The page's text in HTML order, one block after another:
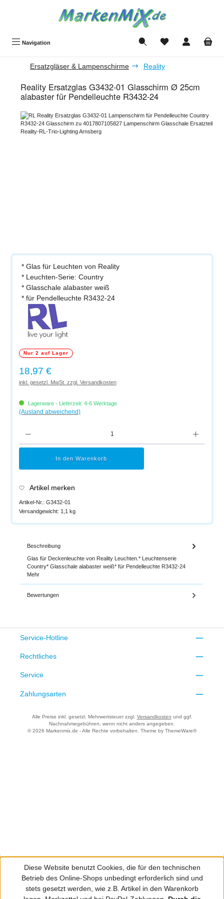
Navigation Du hast 0 Produkte
Ersatzgläser & Lampenschirme Reality
Reality Ersatzglas G3432-01 Glasschirm Ø 25cm
alabaster für Pendelleuchte R3432-24
Bildergalerie überspringen
* Glas für Leuchten von Reality
* Leuchten-Serie: Country
* Glasschale alabaster weiß
* für Pendelleuchte R3432-24
Nur 2 auf Lager
Regulärer Preis:
18,97 €
inkl. gesetzl. MwSt. zzgl. Versandkosten
Lagerware - Lieferzeit: 4-6 Werktage
(Ausland abweichend)
In den Warenkorb
Artikel merken
Artikel-Nr.: G3432-01
Versandgewicht: 1,1 kg
Beschreibung
Glas für Deckenleuchte von Reality Leuchten.* Leuchtenserie
Country* Glasschale alabaster weiß* für Pendelleuchte R3432-24
Mehr
Bewertungen
Service-Hotline
Rechtliches
Service
Zahlungsarten
Alle Preise inkl. gesetzl. Mehrwertsteuer zzgl. Versandkosten und ggf.
Nachnahmegebühren, wenn nicht anders angegeben.
© 2026 Markenmix.de - Alle Rechte vorbehalten. Theme by ThemeWare®
Diese Website benutzt Cookies, die für den technischen
Betrieb des Online-Shops unbedingt erforderlich sind und
stets gesetzt werden, wie z.B. Artikel in den Warenkorb